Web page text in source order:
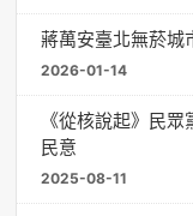
蔣萬安臺北無菸城
2026-01-14
《從核說起》民
民意
2025-08-11